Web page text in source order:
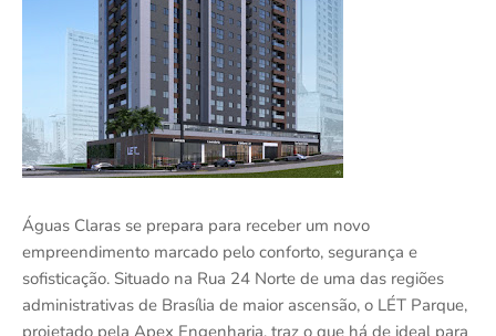
Águas Claras se prepara para receber um novo
empreendimento marcado pelo conforto, segurança e
sofisticação. Situado na Rua 24 Norte de uma das regiões
administrativas de Brasília de maior ascensão, o LÉT Parque,
projetado pela Apex Engenharia, traz o que há de ideal para